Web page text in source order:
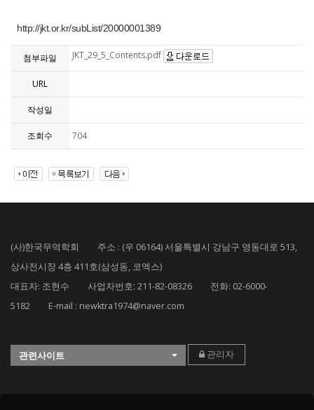
http://jkt.or.kr/subList/20000001389
첨부파일 JKT_29_5_Contents.pdf
URL
작성일
조회수 704
(사)한국무역학회 주소 : (우 06164) 서울특별시 강남구 영동대로 513,
상사전시장 4층 411호(삼성동, 코엑스)
대표자: 조현수 사업자번호: 211-82-08326 전화: 02-6000-
5182 E-mail : newktra1974@naver.com
관련사이트 관리자